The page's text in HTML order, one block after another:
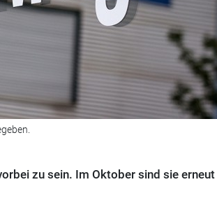
zu sein. Im Oktober sind sie erneut